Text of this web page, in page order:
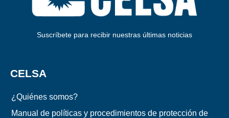
Suscríbete para recibir nuestras últimas noticias
CELSA
¿Quiénes somos?
Manual de políticas y procedimientos de protección de